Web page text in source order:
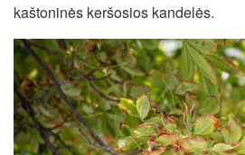
kaštoninės keršosios kandelės.